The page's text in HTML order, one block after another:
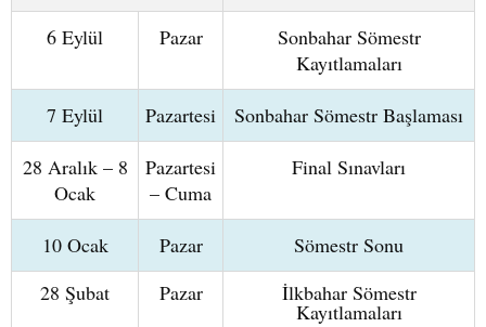
6 Eylül
Pazar
Sonbahar Sömestr
Kayıtlamaları
7 Eylül
Pazartesi
Sonbahar Sömestr Başlaması
28 Aralık – 8
Ocak
Pazartesi
– Cuma
Final Sınavları
10 Ocak Pazar
Sömestr Sonu
28 Şubat
Pazar İlkbahar Sömestr
Kayıtlamaları